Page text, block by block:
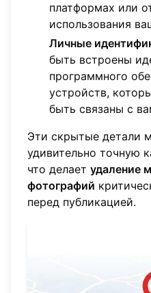
платформах или
использования
Личные
быть встроены
программного
устройств,
быть связаны с
Эти скрытые детали
удивительно точную
что делает удаление
фотографий
перед публикацией.